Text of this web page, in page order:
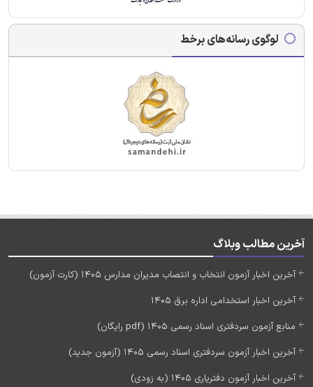
لوگوی رسانه‌های برخط
آخرین مطالب وبلاگ
آخرین اخبار آزمون انتخاب و انتصاب مدیران مدارس 1405 (کارت آزمون)
آخرین اخبار استخدامی اداره برق 1405
منابع آزمون سردفتری اسناد رسمی 1405 (pdf رایگان)
آخرین اخبار آزمون سردفتری اسناد رسمی 1405 (آزمون جدید)
آخرین اخبار آزمون دفتریاری 1405 (به زودی)